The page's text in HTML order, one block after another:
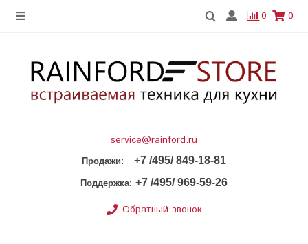
0 0
service@rainford.ru
Продажи: +7 /495/ 849-18-81
Поддержка: +7 /495/ 969-59-26
Обратный звонок